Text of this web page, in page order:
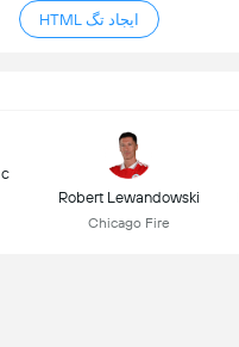
ایجاد تگ HTML
Robert Lewandowski
Chicago Fire